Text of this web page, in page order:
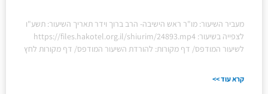
מעביר השיעור: מו"ר ראש הישיבה- הרב ברוך וידר תאריך השיעור: תשע"ו
לשיעור המודפס/ דף מקורות: להורדת השיעור המודפס/ דף מקורות לחץ
קרא עוד >>